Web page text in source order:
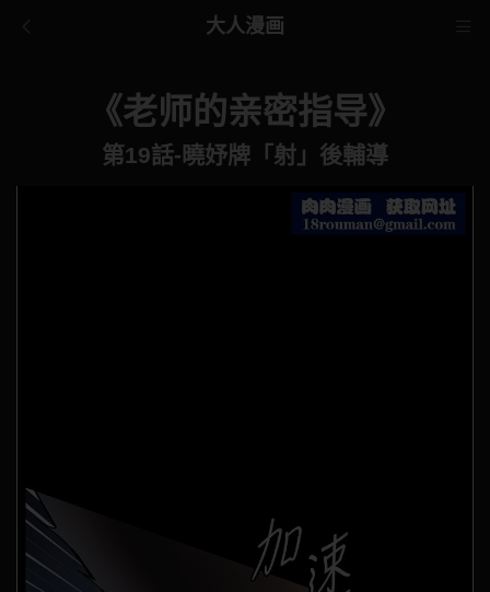
大人漫画
《老师的亲密指导》
第19話-曉妤牌「射」後輔導